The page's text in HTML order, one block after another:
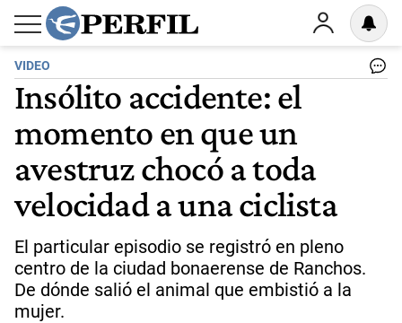
VIDEO
Insólito accidente: el
momento en que un
avestruz chocó a toda
velocidad a una ciclista
El particular episodio se registró en pleno
centro de la ciudad bonaerense de Ranchos.
De dónde salió el animal que embistió a la
mujer.